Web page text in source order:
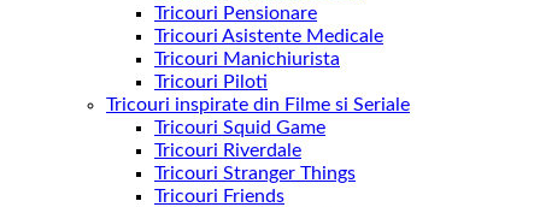
Tricouri Pensionare
Tricouri Asistente Medicale
Tricouri Manichiurista
Tricouri Piloti
Tricouri inspirate din Filme si Seriale
Tricouri Squid Game
Tricouri Riverdale
Tricouri Stranger Things
Tricouri Friends